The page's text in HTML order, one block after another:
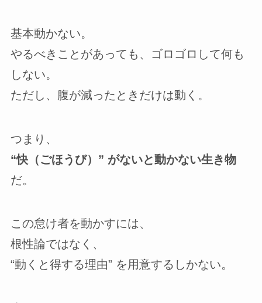
基本動かない。
やるべきことがあっても、ゴロゴロして何も
しない。
ただし、腹が減ったときだけは動く。
つまり、
“快（ごほうび）” がないと動かない生き物
だ。
この怠け者を動かすには、
根性論ではなく、
“動くと得する理由” を用意するしかない。